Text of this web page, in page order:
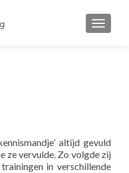
altijd gevuld
ze vervulde. Zo volgde zij
in verschillende